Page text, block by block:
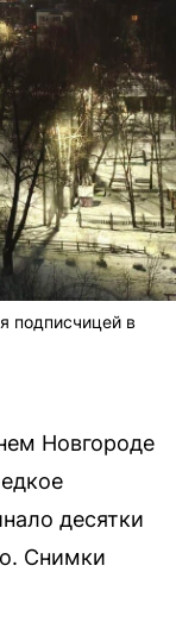
подписчицей в
Новгороде
десятки
Снимки